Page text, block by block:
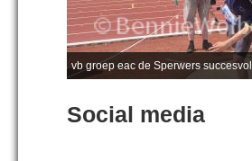
vb groep eac de Sperwers
Social media